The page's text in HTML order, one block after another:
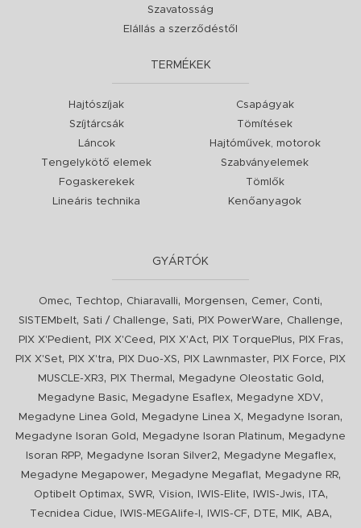
Szavatosság
Elállás a szerződéstől
TERMÉKEK
Hajtószíjak
Szíjtárcsák
Láncok
Tengelykötő elemek
Fogaskerekek
Lineáris technika
Csapágyak
Tömítések
Hajtóművek, motorok
Szabványelemek
Tömlők
Kenőanyagok
GYÁRTÓK
Omec, Techtop, Chiaravalli, Morgensen, Cemer, Conti,
SISTEMbelt, Sati / Challenge, Sati, PIX PowerWare, Challenge,
PIX X'Pedient, PIX X'Ceed , PIX X'Act, PIX TorquePlus, PIX Fras,
PIX X'Set, PIX X'tra, PIX Duo-XS, PIX Lawnmaster, PIX Force,
PIX
MUSCLE-XR3, PIX Thermal , Megadyne Oleostatic Gold ,
Megadyne Basic, Megadyne Esaflex, Megadyne XDV,
Megadyne Linea Gold , Megadyne Linea X, Megadyne Isoran,
Megadyne Isoran Gold , Megadyne Isoran Platinum,
Megadyne
Isoran RPP, Megadyne Isoran Silver2, Megadyne Megaflex,
Megadyne Megapower, Megadyne Megaflat, Megadyne RR,
Optibelt Optimax, SWR, Vision, IWIS-Elite, IWIS-Jwis, ITA,
Tecnidea Cidue, IWIS-MEGAlife-I , IWIS-CF, DTE, MIK, ABA,